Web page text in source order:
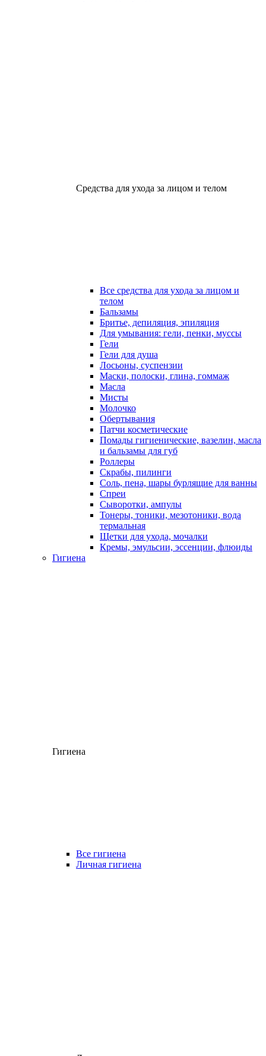
Средства для ухода за лицом и телом
Все средства для ухода за лицом и
телом
Бальзамы
Бритье, депиляция, эпиляция
Для умывания: гели, пенки, муссы
Гели
Гели для душа
Лосьоны, суспензии
Маски, полоски, глина, гоммаж
Масла
Мисты
Молочко
Обертывания
Патчи косметические
Помады гигиенические, вазелин, масла
и бальзамы для губ
Роллеры
Скрабы, пилинги
Соль, пена, шары бурлящие для ванны
Спреи
Сыворотки, ампулы
Тонеры, тоники, мезотоники, вода
термальная
Щетки для ухода, мочалки
Кремы, эмульсии, эссенции, флюиды
Гигиена
Гигиена
Все гигиена
Личная гигиена